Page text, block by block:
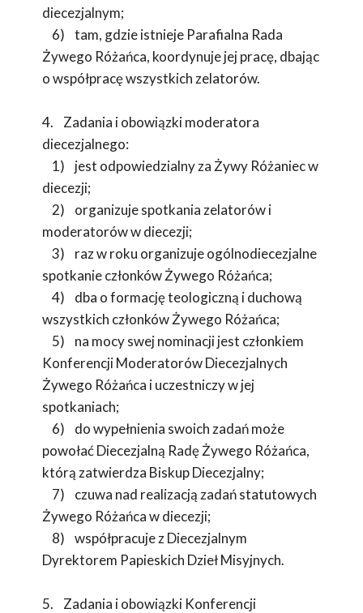
diecezjalnym;
6) tam, gdzie istnieje Parafialna Rada
Żywego Różańca, koordynuje jej pracę, dbając
o współpracę wszystkich zelatorów.
4. Zadania i obowiązki moderatora
diecezjalnego:
1) jest odpowiedzialny za Żywy Różaniec w
diecezji;
2) organizuje spotkania zelatorów i
moderatorów w diecezji;
3) raz w roku organizuje ogólnodiecezjalne
spotkanie członków Żywego Różańca;
4) dba o formację teologiczną i duchową
wszystkich członków Żywego Różańca;
5) na mocy swej nominacji jest członkiem
Konferencji Moderatorów Diecezjalnych
Żywego Różańca i uczestniczy w jej
spotkaniach;
6) do wypełnienia swoich zadań może
powołać Diecezjalną Radę Żywego Różańca,
którą zatwierdza Biskup Diecezjalny;
7) czuwa nad realizacją zadań statutowych
Żywego Różańca w diecezji;
8) współpracuje z Diecezjalnym
Dyrektorem Papieskich Dzieł Misyjnych.
5. Zadania i obowiązki Konferencji